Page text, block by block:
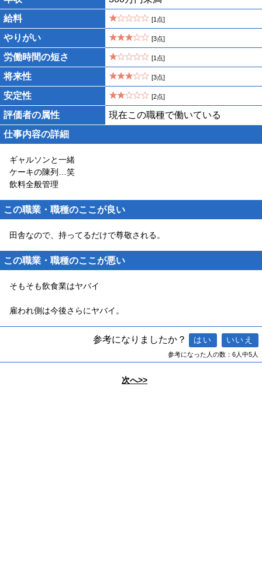
給料
[1点]
やりがい [3点]
労働時間の短さ [1点]
将来性 [3点]
安定性 [2点]
評価者の属性
現在この職種で働いている
仕事内容の詳細
ギャルソンと一緒
ケーキの陳列…笑
飲料全般管理
この職業・職種のここが良い
田舎なので、持ってるだけで尊敬される。
この職業・職種のここが悪い
そもそも飲食業はヤバイ
雇われ側は今後さらにヤバイ。
参考になりましたか？
参考になった人の数：6人中5人
次へ>>